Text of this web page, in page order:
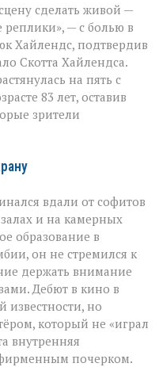
умел
делать
второстепенное
незабываемым»:
ушёл
Скотт
Хайлендс
сделать живой —
реплики», — с болью в
Хайлендс, подтвердив
Скотта Хайлендса.
на пять с
83 лет, оставив
зрители
вдали от софитов
и на камерных
образование в
он не стремился к
держать внимание
Дебют в кино в
известности, но
который не «играл
внутренняя
фирменным почерком.